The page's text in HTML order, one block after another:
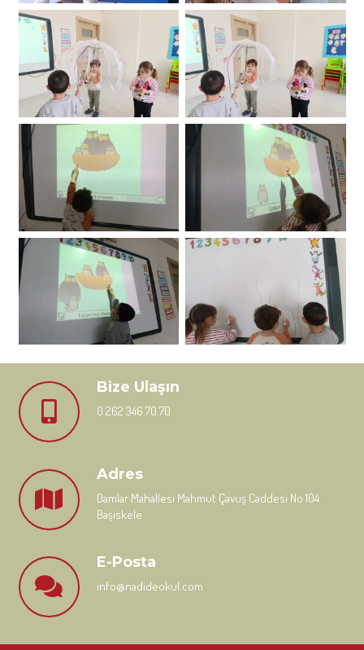
Bize Ulaşın
0 262 346 70 70
Adres
Damlar Mahallesi Mahmut Çavuş Caddesi No 104
Başiskele
E-Posta
info@nadideokul.com